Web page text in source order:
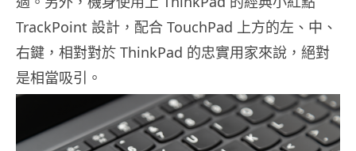
TrackPoint 設計，配合 TouchPad 上方的左、中、
右鍵，相對對於 ThinkPad 的忠實用家來說，絕對
是相當吸引。